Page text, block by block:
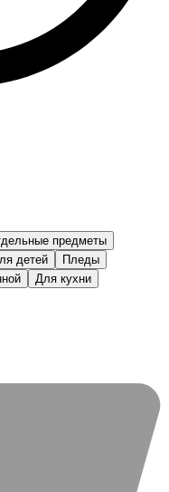
предметы
детей
Пледы
Для кухни